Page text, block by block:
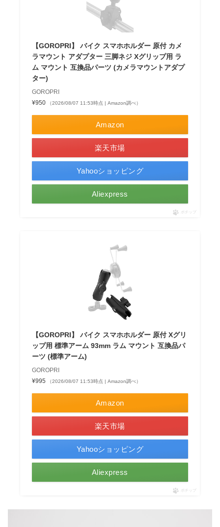
【GOROPRI】 バイク スマホホルダー 原付 カメ
ラマウント アダプター 三脚ネジ Xグリップ用 ラ
ム マウント 互換品パーツ (カメラマウントアダプ
ター)
GOROPRI
¥950
（2026/08/07 11:53時点 | Amazon調べ）
Amazon
楽天市場
Yahooショッピング
Aliexpress
ポチップ
【GOROPRI】 バイク スマホホルダー 原付 Xグリ
ップ用 標準アーム 93mm ラム マウント 互換品パ
ーツ (標準アーム)
GOROPRI
¥995
（2026/08/07 11:53時点 | Amazon調べ）
Amazon
楽天市場
Yahooショッピング
Aliexpress
ポチップ